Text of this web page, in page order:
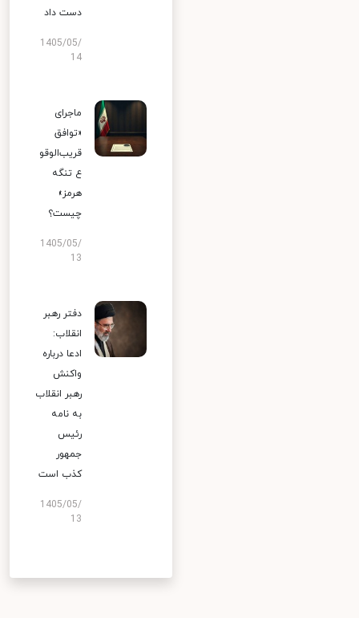
دست داد
1405/05/
14
ماجرای
«توافق
قریب‌الوقو
ع تنگه
هرمز»
چیست؟
1405/05/
13
دفتر رهبر
انقلاب:
ادعا درباره
واکنش
رهبر انقلاب
به نامه
رئیس
جمهور
کذب است
1405/05/
13